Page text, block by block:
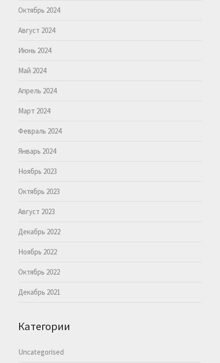
Октябрь 2024
Август 2024
Июнь 2024
Май 2024
Апрель 2024
Март 2024
Февраль 2024
Январь 2024
Ноябрь 2023
Октябрь 2023
Август 2023
Декабрь 2022
Ноябрь 2022
Октябрь 2022
Декабрь 2021
Категории
Uncategorised